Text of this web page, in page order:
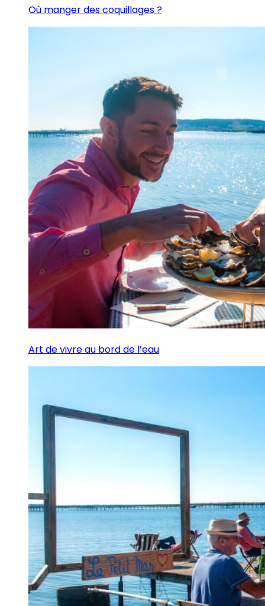
Où manger des coquillages ?
Art de vivre au bord de l’eau